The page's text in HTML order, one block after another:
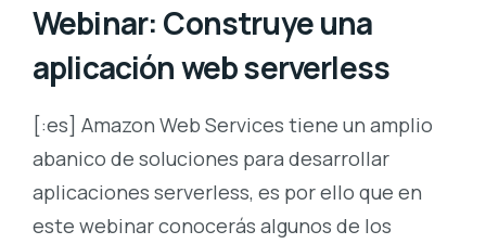
Webinar: Construye una
aplicación web serverless
[:es] Amazon Web Services tiene un amplio
abanico de soluciones para desarrollar
aplicaciones serverless, es por ello que en
este webinar conocerás algunos de los